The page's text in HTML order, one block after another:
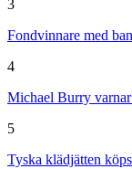
3
Fondvinnare med
4
Michael Burry
5
Tyska klädjätten